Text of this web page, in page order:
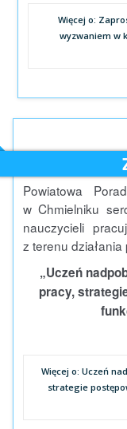
Więcej o:
wyzwaniem w
Powiatowa
w Chmielniku
nauczycieli
z terenu
„Uczeń
pracy,
Więcej o: Uczeń
strategie